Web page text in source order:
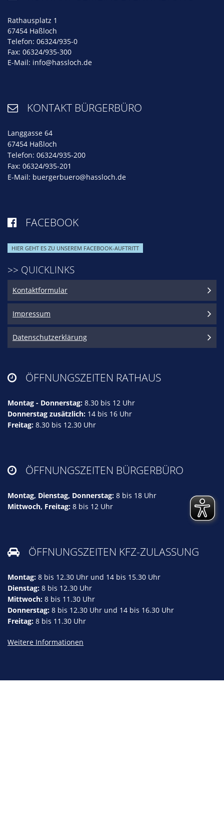
Rathausplatz 1
67454 Haßloch
Telefon: 06324/935-0
Fax: 06324/935-300
E-Mail: info@hassloch.de
 KONTAKT BÜRGERBÜRO
Langgasse 64
67454 Haßloch
Telefon: 06324/935-200
Fax: 06324/935-201
E-Mail: buergerbuero@hassloch.de
 FACEBOOK
HIER GEHT ES ZU UNSEREM FACEBOOK-AUFTRITT
>> QUICKLINKS
Kontaktformular
Impressum
Datenschutzerklärung
 ÖFFNUNGSZEITEN RATHAUS
Montag - Donnerstag: 8.30 bis 12 Uhr
Donnerstag zusätzlich: 14 bis 16 Uhr
Freitag: 8.30 bis 12.30 Uhr
 ÖFFNUNGSZEITEN BÜRGERBÜRO
Montag, Dienstag, Donnerstag: 8 bis 18 Uhr
Mittwoch, Freitag: 8 bis 12 Uhr
 ÖFFNUNGSZEITEN KFZ-ZULASSUNG
Montag: 8 bis 12.30 Uhr und 14 bis 15.30 Uhr
Dienstag: 8 bis 12.30 Uhr
Mittwoch: 8 bis 11.30 Uhr
Donnerstag: 8 bis 12.30 Uhr und 14 bis 16.30 Uhr
Freitag: 8 bis 11.30 Uhr
Weitere Informationen